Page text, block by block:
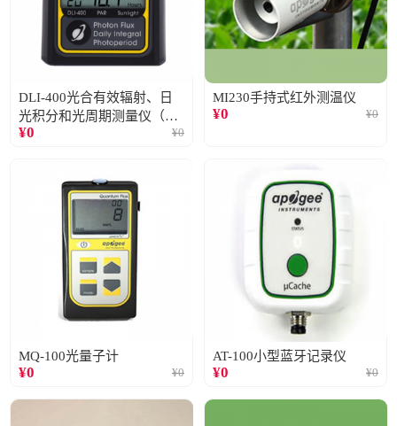
DLI-400光合有效辐射、日
光积分和光周期测量仪（仅
阳光）
¥0 ¥0
MI230手持式红外测温仪
¥0 ¥0
MQ-100光量子计
¥0 ¥0
AT-100小型蓝牙记录仪
¥0 ¥0